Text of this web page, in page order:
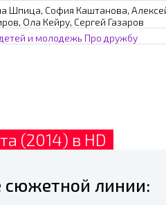
Шпица, София Каштанова,
Ола Кейру, Сергей Газаров
и молодежь Про дружбу
(2014) в HD
сюжетной линии: